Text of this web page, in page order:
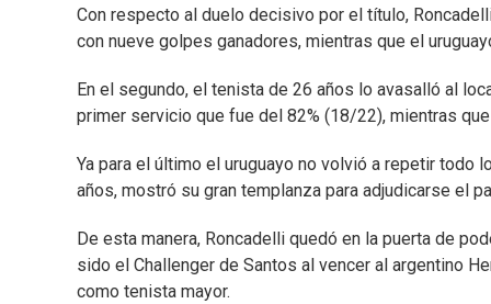
Con respecto al duelo decisivo por el título,
con nueve golpes ganadores, mientras que el
En el segundo, el tenista de 26 años lo avasalló al
primer servicio que fue del 82% (18/22), mientras
Ya para el último el uruguayo no volvió a repetir todo
años, mostró su gran templanza para adjudicarse el
De esta manera, Roncadelli quedó en la puerta de
sido el Challenger de Santos al vencer al argentino
como tenista mayor.